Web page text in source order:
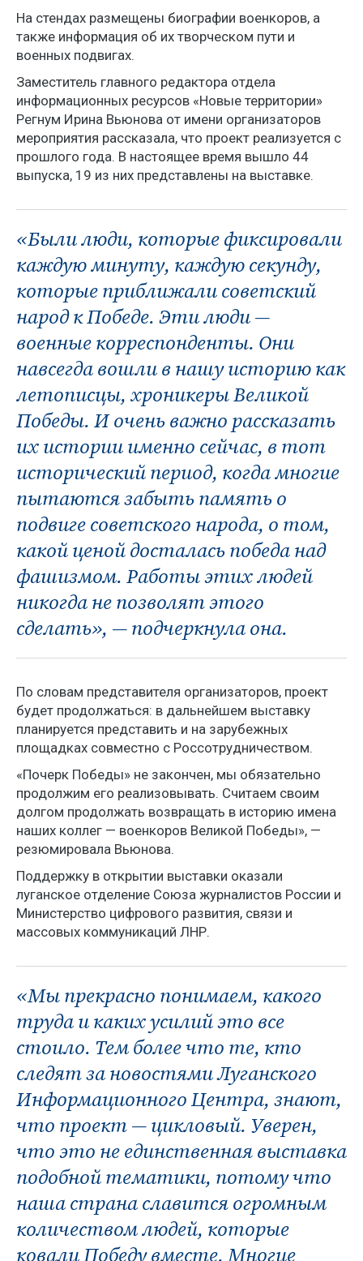
На стендах размещены биографии военкоров, а
также информация об их творческом пути и
военных подвигах.
Заместитель главного редактора отдела
информационных ресурсов «Новые территории»
Регнум Ирина Вьюнова от имени организаторов
мероприятия рассказала, что проект реализуется с
прошлого года. В настоящее время вышло 44
выпуска, 19 из них представлены на выставке.
«Были люди, которые фиксировали
каждую минуту, каждую секунду,
которые приближали советский
народ к Победе. Эти люди —
военные корреспонденты. Они
навсегда вошли в нашу историю как
летописцы, хроникеры Великой
Победы. И очень важно рассказать
их истории именно сейчас, в тот
исторический период, когда многие
пытаются забыть память о
подвиге советского народа, о том,
какой ценой досталась победа над
фашизмом. Работы этих людей
никогда не позволят этого
сделать», — подчеркнула она.
По словам представителя организаторов, проект
будет продолжаться: в дальнейшем выставку
планируется представить и на зарубежных
площадках совместно с Россотрудничеством.
«Почерк Победы» не закончен, мы обязательно
продолжим его реализовывать. Считаем своим
долгом продолжать возвращать в историю имена
наших коллег — военкоров Великой Победы», —
резюмировала Вьюнова.
Поддержку в открытии выставки оказали
луганское отделение Союза журналистов России и
Министерство цифрового развития, связи и
массовых коммуникаций ЛНР.
«Мы прекрасно понимаем, какого
труда и каких усилий это все
стоило. Тем более что те, кто
следят за новостями Луганского
Информационного Центра, знают,
что проект — цикловый. Уверен,
что это не единственная выставка
подобной тематики, потому что
наша страна славится огромным
количеством людей, которые
ковали Победу вместе. Многие